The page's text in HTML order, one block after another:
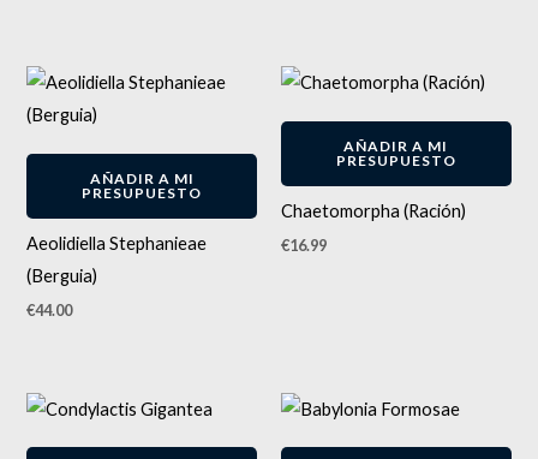
AÑADIR A MI
PRESUPUESTO
Aeolidiella Stephanieae
(Berguia)
€44.00
AÑADIR A MI
PRESUPUESTO
Chaetomorpha (Ración)
€16.99